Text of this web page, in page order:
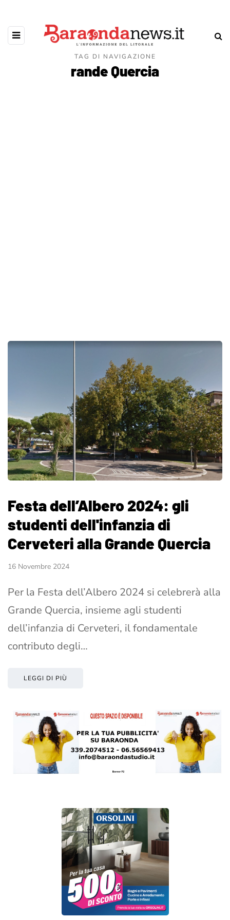
TAG DI NAVIGAZIONE
rande Quercia
Festa dell’Albero 2024: gli
studenti dell'infanzia di
Cerveteri alla Grande Quercia
16 Novembre 2024
Per la Festa dell’Albero 2024 si celebrerà alla
Grande Quercia, insieme agli studenti
dell’infanzia di Cerveteri, il fondamentale
contributo degli…
LEGGI DI PIÙ